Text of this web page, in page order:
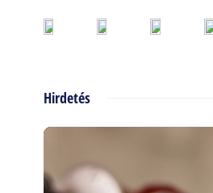
Hirdetés